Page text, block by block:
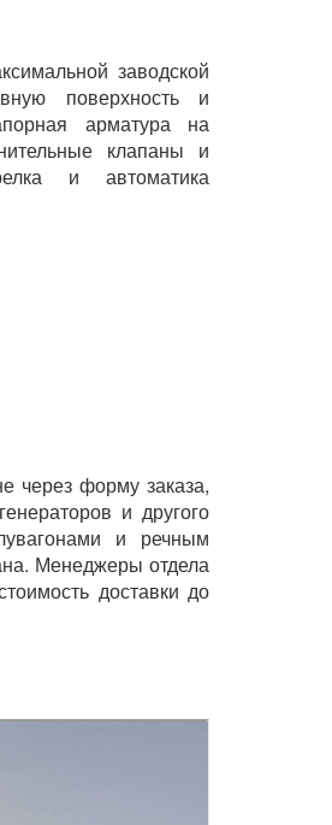
заводской
поверхность и
арматура на
клапаны и
и автоматика
через форму заказа,
и другого
и речным
Менеджеры отдела
доставки до